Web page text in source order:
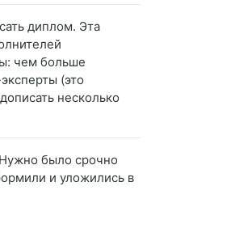
диплом. Эта
чем больше
(это
несколько
было срочно
и уложились в